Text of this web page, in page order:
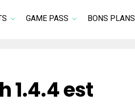
GAME PASS BONS PLANS
1.4.4 est